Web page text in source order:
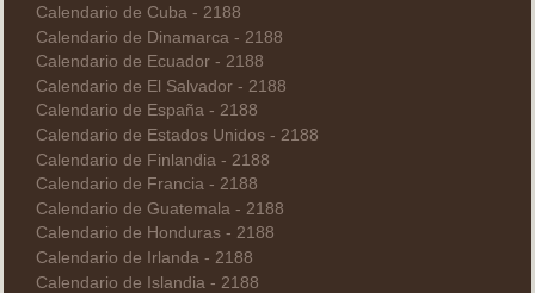
Calendario de Cuba - 2188
Calendario de Dinamarca - 2188
Calendario de Ecuador - 2188
Calendario de El Salvador - 2188
Calendario de España - 2188
Calendario de Estados Unidos - 2188
Calendario de Finlandia - 2188
Calendario de Francia - 2188
Calendario de Guatemala - 2188
Calendario de Honduras - 2188
Calendario de Irlanda - 2188
Calendario de Islandia - 2188